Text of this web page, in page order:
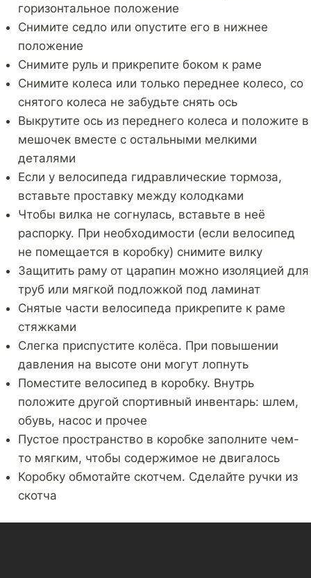
горизонтальное положение
Снимите седло или опустите его в нижнее
положение
Снимите руль и прикрепите боком к раме
Снимите колеса или только переднее колесо, со
снятого колеса не забудьте снять ось
Выкрутите ось из переднего колеса и положите в
мешочек вместе с остальными мелкими
деталями
Если у велосипеда гидравлические тормоза,
вставьте проставку между колодками
Чтобы вилка не согнулась, вставьте в неё
распорку. При необходимости (если велосипед
не помещается в коробку) снимите вилку
Защитить раму от царапин можно изоляцией для
труб или мягкой подложкой под ламинат
Снятые части велосипеда прикрепите к раме
стяжками
Слегка приспустите колёса. При повышении
давления на высоте они могут лопнуть
Поместите велосипед в коробку. Внутрь
положите другой спортивный инвентарь: шлем,
обувь, насос и прочее
Пустое пространство в коробке заполните чем-
то мягким, чтобы содержимое не двигалось
Коробку обмотайте скотчем. Сделайте ручки из
скотча